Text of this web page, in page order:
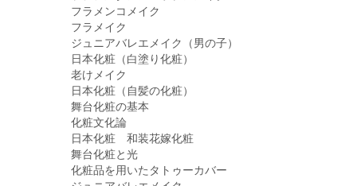
フラメンコメイク
フラメイク
ジュニアバレエメイク（男の子）
日本化粧（白塗り化粧）
老けメイク
日本化粧（自髪の化粧）
舞台化粧の基本
化粧文化論
日本化粧 和装花嫁化粧
舞台化粧と光
化粧品を用いたタトゥーカバー